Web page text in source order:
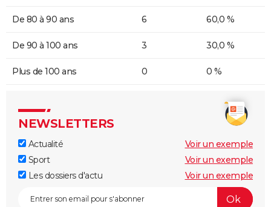
De 80 à 90 ans 6 60,0 %
De 90 à 100 ans 3 30,0 %
Plus de 100 ans 0 0 %
NEWSLETTERS
Actualité
Voir un exemple
Sport
Voir un exemple
Les dossiers d'actu
Voir un exemple